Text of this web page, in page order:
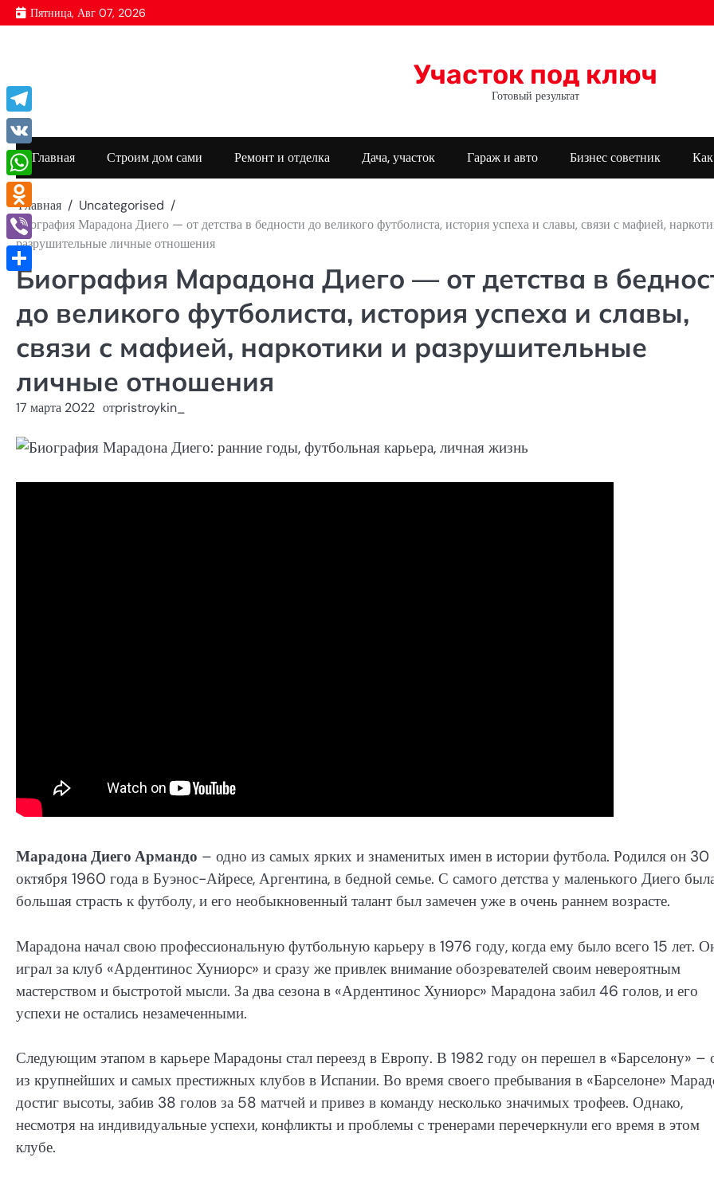
Перейти
к
Пятница, Авг 07, 2026
Участок под ключ
Готовый результат
Главная Строим дом сами Ремонт и отделка Дача, участок Гараж и авто Бизнес советник
Главная
Uncategorised
Биография Марадона Диего — от детства в бедности до великого футболиста, история успеха и славы, связи с мафией,
разрушительные личные отношения
Биография Марадона Диего — от детства в
до великого футболиста, история успеха и славы,
связи с мафией, наркотики и разрушительные
личные отношения
17 марта 2022 отpristroykin_
Марадона Диего Армандо – одно из самых ярких и знаменитых имен в истории футбола. Родился он 30
октября 1960 года в Буэнос-Айресе, Аргентина, в бедной семье. С самого детства у маленького Диего
большая страсть к футболу, и его необыкновенный талант был замечен уже в очень раннем возрасте.
Марадона начал свою профессиональную футбольную карьеру в 1976 году, когда ему было всего 15 лет.
играл за клуб «Ардентинос Хуниорс» и сразу же привлек внимание обозревателей своим невероятным
мастерством и быстротой мысли. За два сезона в «Ардентинос Хуниорс» Марадона забил 46 голов, и его
успехи не остались незамеченными.
Следующим этапом в карьере Марадоны стал переезд в Европу. В 1982 году он перешел в «Барселону» –
из крупнейших и самых престижных клубов в Испании. Во время своего пребывания в «Барселоне»
достиг высоты, забив 38 голов за 58 матчей и привез в команду несколько значимых трофеев. Однако,
несмотря на индивидуальные успехи, конфликты и проблемы с тренерами перечеркнули его время в этом
клубе.
Telegram
VK
WhatsApp
Odnoklassniki
Viber
Отправить